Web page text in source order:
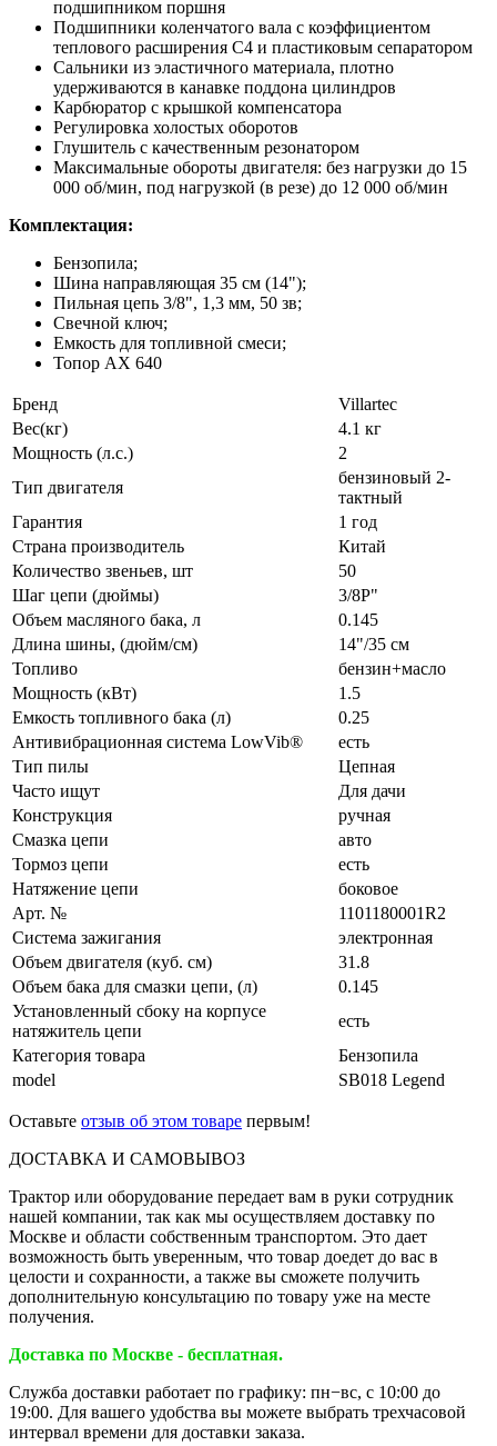
подшипником поршня
Подшипники коленчатого вала с коэффициентом
теплового расширения C4 и пластиковым сепаратором
Сальники из эластичного материала, плотно
удерживаются в канавке поддона цилиндров
Карбюратор с крышкой компенсатора
Регулировка холостых оборотов
Глушитель с качественным резонатором
Максимальные обороты двигателя: без нагрузки до 15
000 об/мин, под нагрузкой (в резе) до 12 000 об/мин
Комплектация:
Бензопила;
Шина направляющая 35 см (14");
Пильная цепь 3/8", 1,3 мм, 50 зв;
Свечной ключ;
Емкость для топливной смеси;
Топор AX 640
Бренд
Villartec
Вес(кг)
4.1 кг
Мощность (л.с.)
2
Тип двигателя
бензиновый 2-
тактный
Гарантия
1 год
Страна производитель
Китай
Количество звеньев, шт
50
Шаг цепи (дюймы)
3/8P"
Объем масляного бака, л
0.145
Длина шины, (дюйм/см)
14"/35 см
Топливо
бензин+масло
Мощность (кВт)
1.5
Емкость топливного бака (л)
0.25
Антивибрационная система LowVib®
есть
Тип пилы
Цепная
Часто ищут
Для дачи
Конструкция
ручная
Смазка цепи
авто
Тормоз цепи
есть
Натяжение цепи
боковое
Арт. №
1101180001R2
Система зажигания
электронная
Объем двигателя (куб. см)
31.8
Объем бака для смазки цепи, (л)
0.145
Установленный сбоку на корпусе
натяжитель цепи
есть
Категория товара
Бензопила
model
SB018 Legend
Оставьте отзыв об этом товаре первым!
ДОСТАВКА И САМОВЫВОЗ
Трактор или оборудование передает вам в руки сотрудник
нашей компании, так как мы осуществляем доставку по
Москве и области собственным транспортом. Это дает
возможность быть уверенным, что товар доедет до вас в
целости и сохранности, а также вы сможете получить
дополнительную консультацию по товару уже на месте
получения.
Доставка по Москве - бесплатная.
Служба доставки работает по графику: пн−вс, с 10:00 до
19:00. Для вашего удобства вы можете выбрать трехчасовой
интервал времени для доставки заказа.